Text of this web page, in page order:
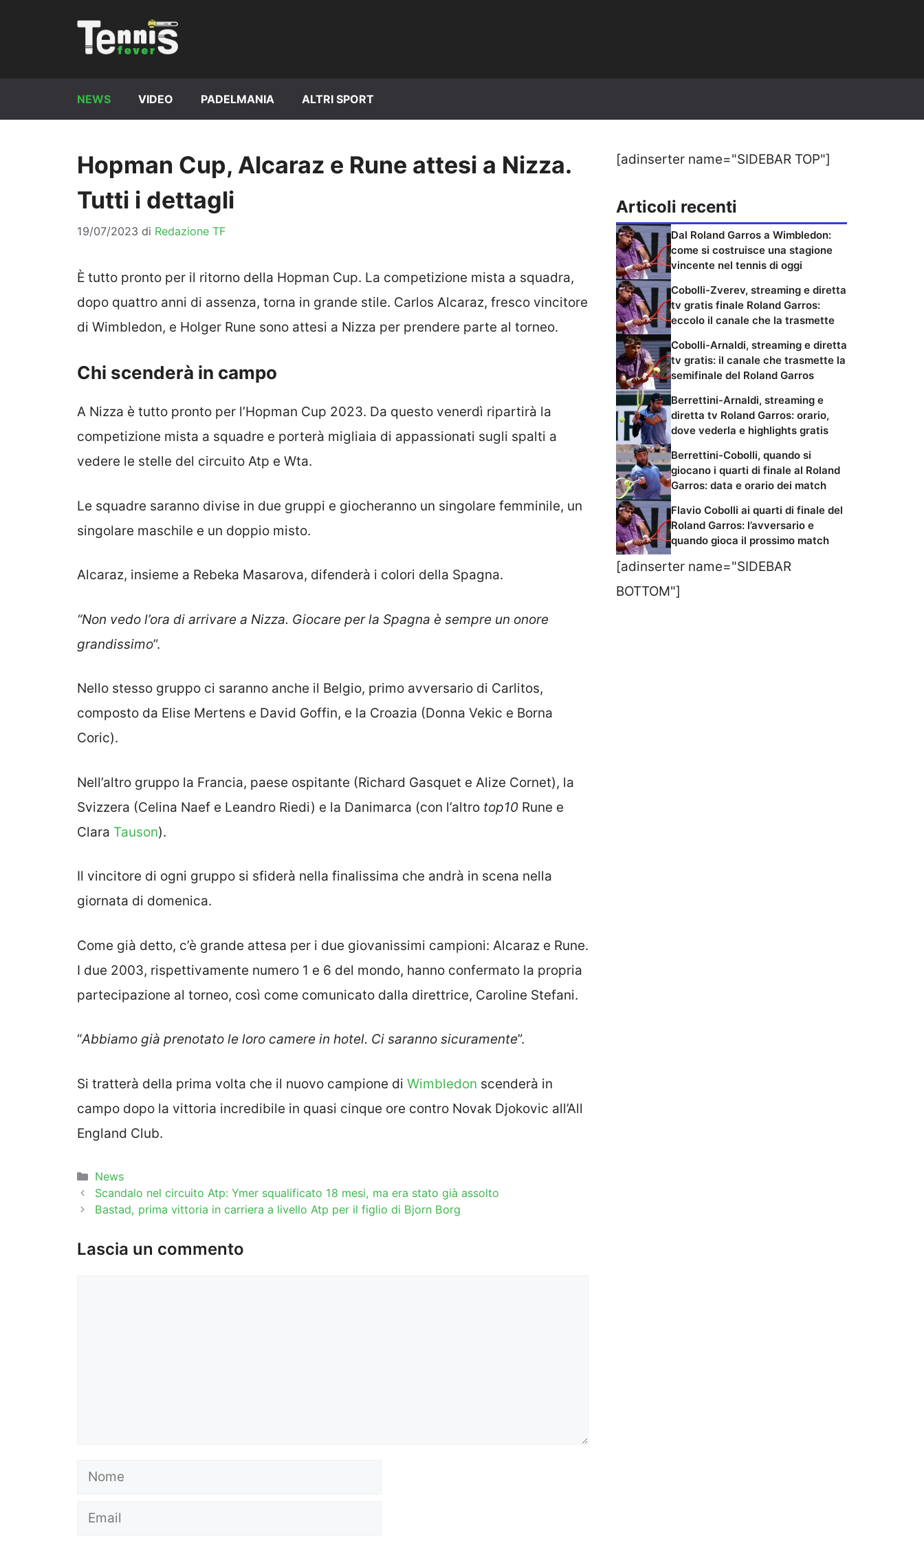
NEWS VIDEO PADELMANIA ALTRI SPORT
Hopman Cup, Alcaraz e Rune attesi a Nizza.
Tutti i dettagli
19/07/2023 di Redazione TF
È tutto pronto per il ritorno della Hopman Cup. La competizione mista a squadra,
dopo quattro anni di assenza, torna in grande stile. Carlos Alcaraz, fresco vincitore
di Wimbledon, e Holger Rune sono attesi a Nizza per prendere parte al torneo.
Chi scenderà in campo
A Nizza è tutto pronto per l’Hopman Cup 2023. Da questo venerdì ripartirà la
competizione mista a squadre e porterà migliaia di appassionati sugli spalti a
vedere le stelle del circuito Atp e Wta.
Le squadre saranno divise in due gruppi e giocheranno un singolare femminile, un
singolare maschile e un doppio misto.
Alcaraz, insieme a Rebeka Masarova, difenderà i colori della Spagna.
“Non vedo l’ora di arrivare a Nizza. Giocare per la Spagna è sempre un onore
grandissimo”.
Nello stesso gruppo ci saranno anche il Belgio, primo avversario di Carlitos,
composto da Elise Mertens e David Goffin, e la Croazia (Donna Vekic e Borna
Coric).
Nell’altro gruppo la Francia, paese ospitante (Richard Gasquet e Alize Cornet), la
Svizzera (Celina Naef e Leandro Riedi) e la Danimarca (con l’altro top10 Rune e
Clara Tauson).
Il vincitore di ogni gruppo si sfiderà nella finalissima che andrà in scena nella
giornata di domenica.
Come già detto, c’è grande attesa per i due giovanissimi campioni: Alcaraz e Rune.
I due 2003, rispettivamente numero 1 e 6 del mondo, hanno confermato la propria
partecipazione al torneo, così come comunicato dalla direttrice, Caroline Stefani.
“Abbiamo già prenotato le loro camere in hotel. Ci saranno sicuramente”.
Si tratterà della prima volta che il nuovo campione di Wimbledon scenderà in
campo dopo la vittoria incredibile in quasi cinque ore contro Novak Djokovic all’All
England Club.
Categorie
News
Scandalo nel circuito Atp: Ymer squalificato 18 mesi, ma era stato già assolto
Bastad, prima vittoria in carriera a livello Atp per il figlio di Bjorn Borg
Lascia un commento
Nome
Email
[adinserter name="SIDEBAR TOP"]
Articoli recenti
Dal Roland Garros a Wimbledon:
come si costruisce una stagione
vincente nel tennis di oggi
Cobolli-Zverev, streaming e diretta
tv gratis finale Roland Garros:
eccolo il canale che la trasmette
Cobolli-Arnaldi, streaming e diretta
tv gratis: il canale che trasmette la
semifinale del Roland Garros
Berrettini-Arnaldi, streaming e
diretta tv Roland Garros: orario,
dove vederla e highlights gratis
Berrettini-Cobolli, quando si
giocano i quarti di finale al Roland
Garros: data e orario dei match
Flavio Cobolli ai quarti di finale del
Roland Garros: l’avversario e
quando gioca il prossimo match
[adinserter name="SIDEBAR
BOTTOM"]